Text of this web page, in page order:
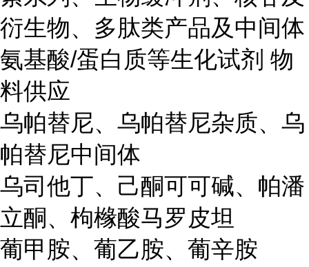
衍生物、多肽类产品及中间体
氨基酸/蛋白质等生化试剂 物
料供应
乌帕替尼、乌帕替尼杂质、乌
帕替尼中间体
乌司他丁、己酮可可碱、帕潘
立酮、枸橼酸马罗皮坦
葡甲胺、葡乙胺、葡辛胺